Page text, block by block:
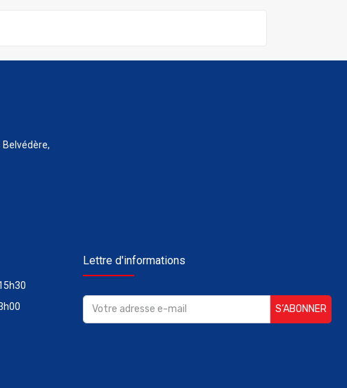
Belvédère,
Lettre d'informations
S’ABONNER